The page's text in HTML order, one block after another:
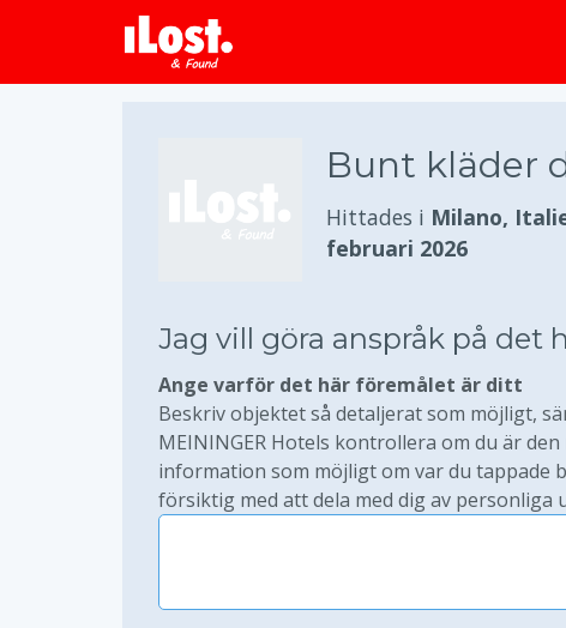
Bunt kläder
Hittades i Milano,
februari 2026
Jag vill göra anspråk på det
Ange varför det här föremålet är ditt
Beskriv objektet så detaljerat som möjligt,
MEININGER Hotels kontrollera om du är
information som möjligt om var du tappade
försiktig med att dela med dig av personliga